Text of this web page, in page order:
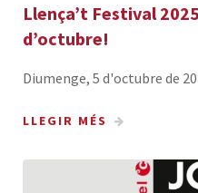
Llença’t Festival
d’octubre!
Diumenge, 5 d'octubre de
LLEGIR MÉS